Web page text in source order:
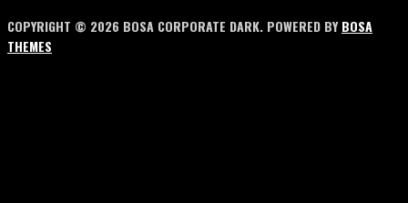
COPYRIGHT © 2026 BOSA CORPORATE DARK. POWERED BYBOSA
THEMES